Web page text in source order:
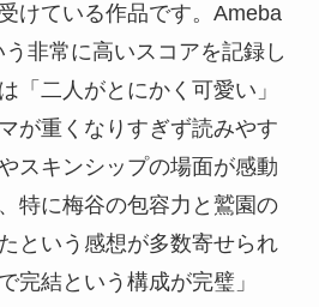
けている作品です。Ameba
非常に高いスコアを記録し
「二人がとにかく可愛い」
が重くなりすぎず読みやす
スキンシップの場面が感動
特に梅谷の包容力と鷲園の
という感想が多数寄せられ
完結という構成が完璧」